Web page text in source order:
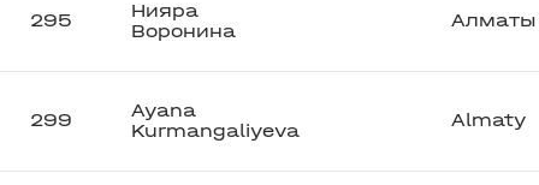
295
Нияра
Воронина
Алматы
299
Ayana
Kurmangaliyeva
Almaty